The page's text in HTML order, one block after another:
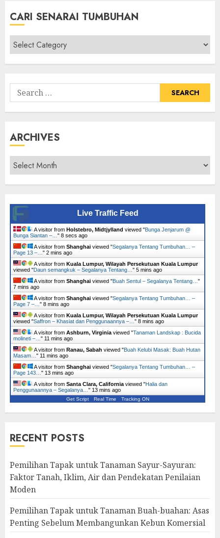
CARI SENARAI TUMBUHAN
Cari
Senarai
Tumbuhan
Search
for:
ARCHIVES
Archives
Live Traffic Feed
A visitor from Holstebro, Midtjylland viewed "Bunga Jenjarum @
Bunga Siantan –… " 9 secs ago
A visitor from Shanghai viewed "Segalanya Tentang Tumbuhan… –
Page 13 –… " 2 mins ago
A visitor from Kuala Lumpur, Wilayah Persekutuan Kuala Lumpur
viewed "Daun semangkuk – Segalanya Tentang… " 5 mins ago
A visitor from Shanghai viewed "Buah Sentul – Segalanya Tentang… "
7 mins ago
A visitor from Shanghai viewed "Segalanya Tentang Tumbuhan… –
Page 7 –… " 8 mins ago
A visitor from Kuala Lumpur, Wilayah Persekutuan Kuala Lumpur
viewed "Saffron – Khasiat dan Penggunaannya –… " 8 mins ago
A visitor from Ashburn, Virginia viewed "Tanaman Landskap : Bucida
molineti –… " 11 mins ago
A visitor from Ranau, Sabah viewed "Buah Kelubi Masak: Buah Hutan
Masam… " 11 mins ago
A visitor from Shanghai viewed "Segalanya Tentang Tumbuhan… –
Page 143… " 13 mins ago
A visitor from Santa Clara, California viewed "Halia dan
Penggunaannya – Segalanya… " 13 mins ago
Get Script Real Time Tracking ON
RECENT POSTS
Pemilihan Tapak untuk Tanaman Sayur-Sayuran:
Faktor Tanah, Iklim, Air dan Pendekatan Penilaian
Moden
Pemilihan Tapak untuk Tanaman Buah-buahan: Asas
Penting Sebelum Membangunkan Kebun Komersial